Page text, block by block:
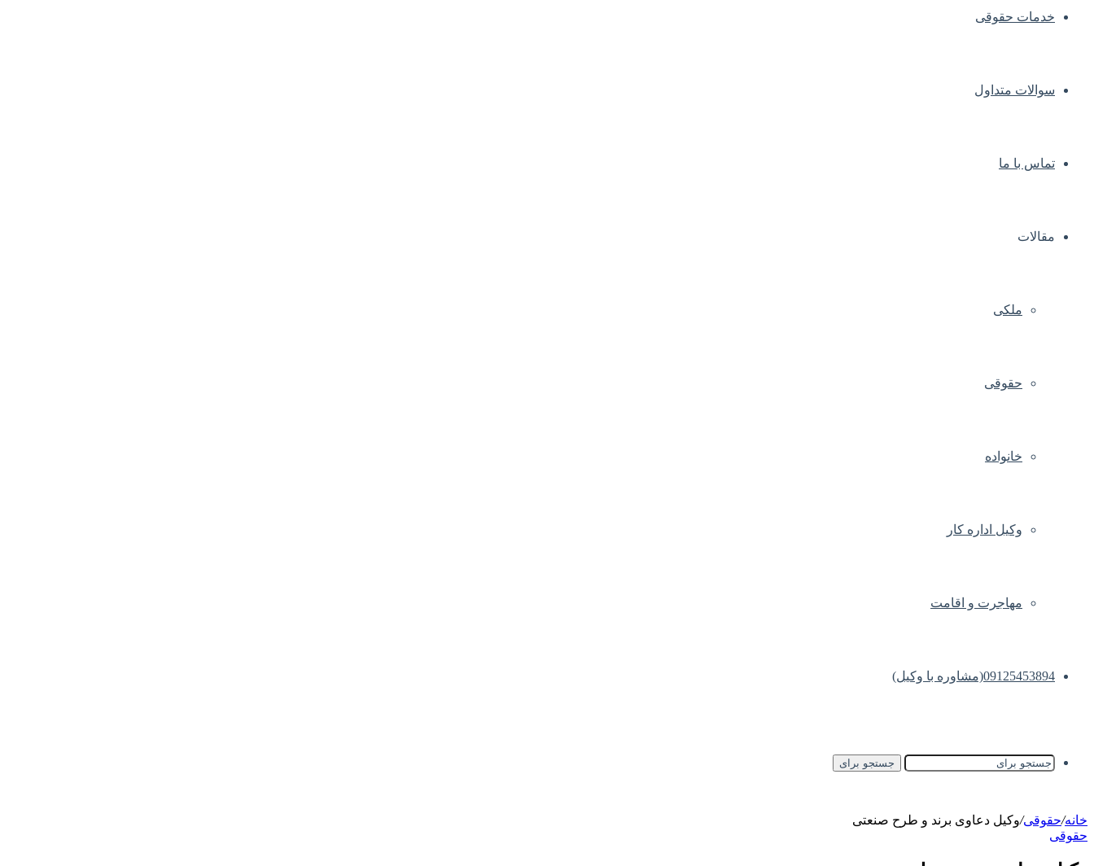
خدمات حقوقی
سوالات متداول
تماس با ما
مقالات
ملکی
حقوقی
خانواده
وکیل اداره کار
مهاجرت و اقامت
09125453894(مشاوره با وکیل)
جستجو برای
خانه/حقوقی/وکیل دعاوی برند و طرح صنعتی
حقوقی